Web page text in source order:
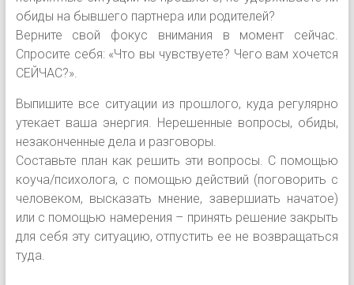
обиды на бывшего партнера или родителей?
Верните свой фокус внимания в момент сейчас.
Спросите себя: «Что вы чувствуете? Чего вам хочется
СЕЙЧАС?».
Выпишите все ситуации из прошлого, куда регулярно
утекает ваша энергия. Нерешенные вопросы, обиды,
незаконченные дела и разговоры.
Составьте план как решить эти вопросы. С помощью
коуча/психолога, с помощью действий (поговорить с
человеком, высказать мнение, завершиaть начатое)
или с помощью намерения – принять решение закрыть
для себя эту ситуацию, отпустить ее не возвращаться
туда.